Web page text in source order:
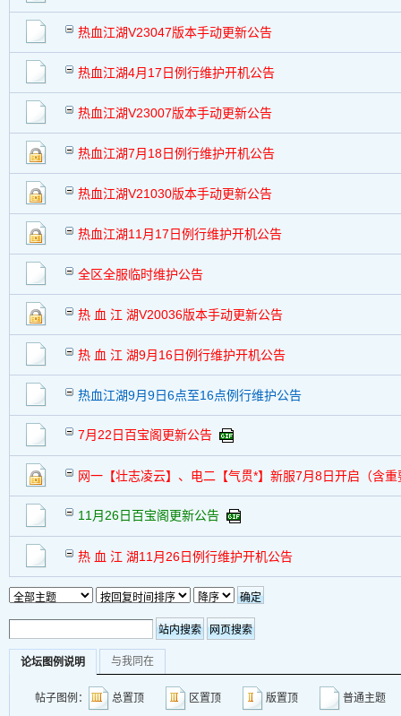
热血江湖V23047版本手动更新公告
热血江湖4月17日例行维护开机公告
热血江湖V23007版本手动更新公告
热血江湖7月18日例行维护开机公告
热血江湖V21030版本手动更新公告
热血江湖11月17日例行维护开机公告
全区全服临时维护公告
热 血 江 湖V20036版本手动更新公告
热 血 江 湖9月16日例行维护开机公告
热血江湖9月9日6点至16点例行维护公告
7月22日百宝阁更新公告
网一【壮志凌云】、电二【气贯*】新服7月8日开启（含重
11月26日百宝阁更新公告
热 血 江 湖11月26日例行维护开机公告
论坛图例说明 与我同在
帖子图例： 总置顶 区置顶 版置顶 普通主